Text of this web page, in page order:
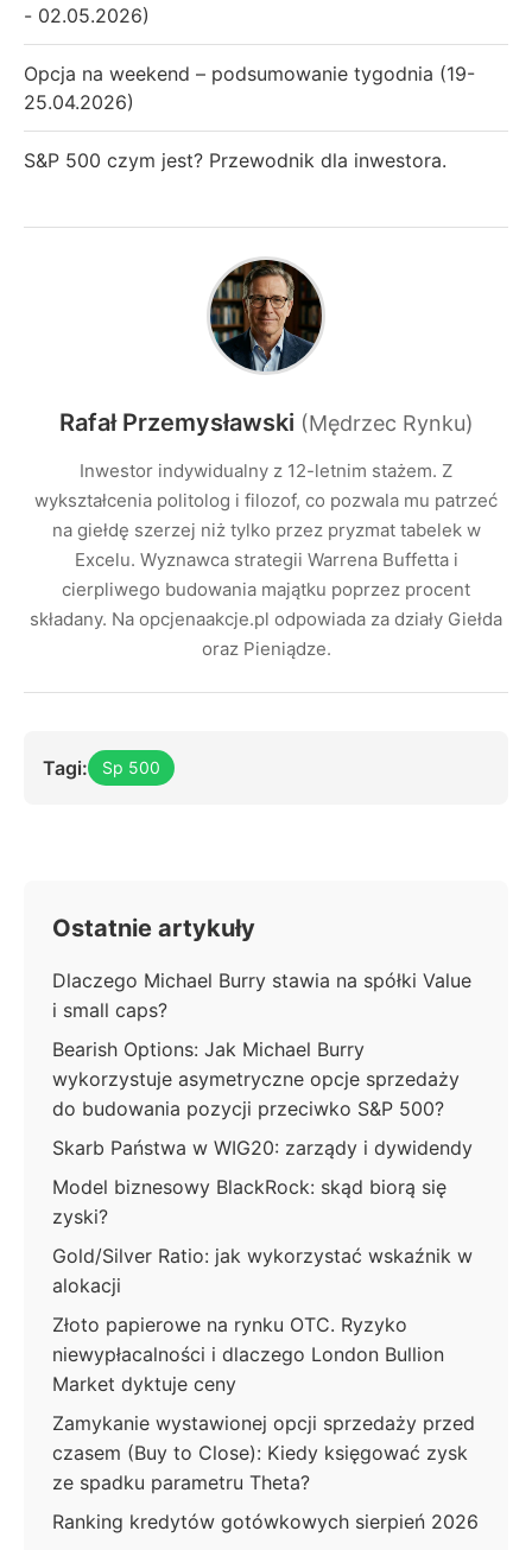
- 02.05.2026)
Opcja na weekend – podsumowanie tygodnia (19-
25.04.2026)
S&P 500 czym jest? Przewodnik dla inwestora.
Rafał Przemysławski (Mędrzec Rynku)
Inwestor indywidualny z 12-letnim stażem. Z
wykształcenia politolog i filozof, co pozwala mu patrzeć
na giełdę szerzej niż tylko przez pryzmat tabelek w
Excelu. Wyznawca strategii Warrena Buffetta i
cierpliwego budowania majątku poprzez procent
składany. Na opcjenaakcje.pl odpowiada za działy Giełda
oraz Pieniądze.
Tagi: Sp 500
Ostatnie artykuły
Dlaczego Michael Burry stawia na spółki Value
i small caps?
Bearish Options: Jak Michael Burry
wykorzystuje asymetryczne opcje sprzedaży
do budowania pozycji przeciwko S&P 500?
Skarb Państwa w WIG20: zarządy i dywidendy
Model biznesowy BlackRock: skąd biorą się
zyski?
Gold/Silver Ratio: jak wykorzystać wskaźnik w
alokacji
Złoto papierowe na rynku OTC. Ryzyko
niewypłacalności i dlaczego London Bullion
Market dyktuje ceny
Zamykanie wystawionej opcji sprzedaży przed
czasem (Buy to Close): Kiedy księgować zysk
ze spadku parametru Theta?
Ranking kredytów gotówkowych sierpień 2026